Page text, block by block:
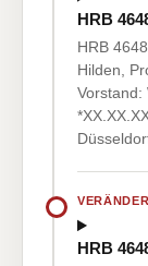
HRB
HRB
Hilden,
Vorstand:
HRB